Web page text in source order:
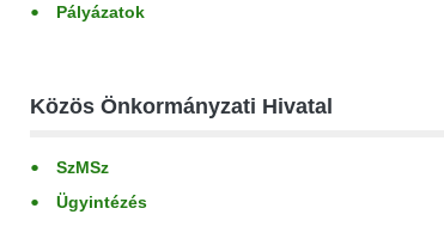
Pályázatok
Közös Önkormányzati Hivatal
SzMSz
Ügyintézés